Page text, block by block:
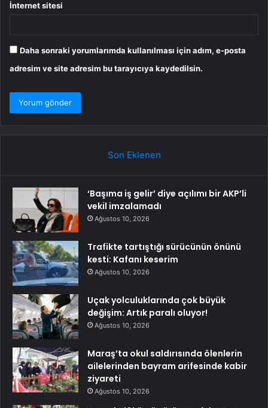
İnternet sitesi
Daha sonraki yorumlarımda kullanılması için adım, e-posta
adresim ve site adresim bu tarayıcıya kaydedilsin.
Son Eklenen
‘Başıma iş gelir’ diye açılımı bir AKP’li
vekil imzalamadı
Ağustos 10, 2026
Trafikte tartıştığı sürücünün önünü
kesti: Kafanı keserim
Ağustos 10, 2026
Uçak yolculuklarında çok büyük
değişim: Artık paralı oluyor!
Ağustos 10, 2026
Maraş’ta okul saldırısında ölenlerin
ailelerinden bayram arifesinde kabir
ziyareti
Ağustos 10, 2026